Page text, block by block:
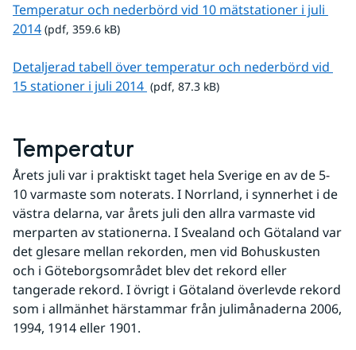
Temperatur och nederbörd vid 10 mätstationer i juli
2014pdf, 359.6 kB.
(pdf, 359.6 kB)
Detaljerad tabell över temperatur och nederbörd vid
15 stationer i juli 2014 pdf, 87.3 kB.
(pdf, 87.3 kB)
Temperatur
Årets juli var i praktiskt taget hela Sverige en av de 5-
10 varmaste som noterats. I Norrland, i synnerhet i de
västra delarna, var årets juli den allra varmaste vid
merparten av stationerna. I Svealand och Götaland var
det glesare mellan rekorden, men vid Bohuskusten
och i Göteborgsområdet blev det rekord eller
tangerade rekord. I övrigt i Götaland överlevde rekord
som i allmänhet härstammar från julimånaderna 2006,
1994, 1914 eller 1901.